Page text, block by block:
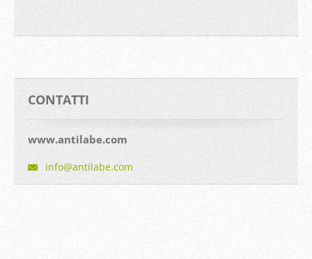
CONTATTI
www.antilabe.com
info@antilabe.com